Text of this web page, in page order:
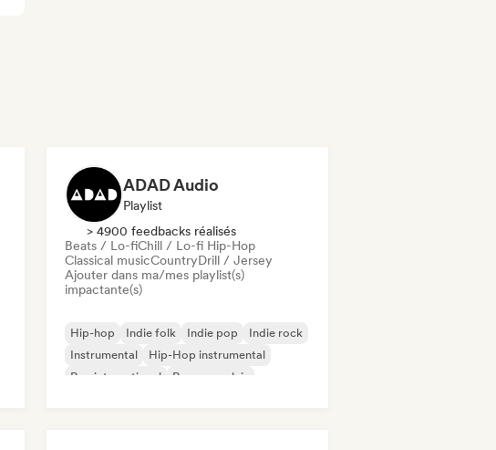
ADAD Audio
Playlist
> 4900 feedbacks réalisés
Beats / Lo-fiChill / Lo-fi Hip-Hop
Classical musicCountryDrill / Jersey
Ajouter dans ma/mes playlist(s)
impactante(s)
Hip-hop Indie folk Indie pop
Indie rock
Instrumental
Hip-Hop instrumental
Rap international
Rap en anglais